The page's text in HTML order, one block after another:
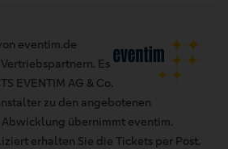
eventim.de
Es
EVENTIM AG & Co.
zu den angebotenen
übernimmt eventim.
erhalten Sie die Tickets per Post.